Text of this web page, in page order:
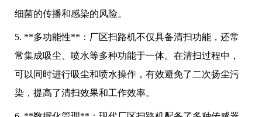
细菌的传播和感染的风险。
5. **多功能性**：厂区扫路机不仅具备清扫功能，还常
常集成吸尘、喷水等多种功能于一体。在清扫过程中，
可以同时进行吸尘和喷水操作，有效避免了二次扬尘污
染，提高了清扫效果和工作效率。